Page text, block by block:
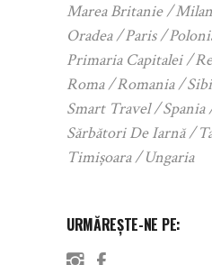
Marea Britanie
Oradea
Paris
Primaria Capitalei
Roma
Romania
Smart Travel
Spania
Sărbători De Iarnă
Timișoara
Ungaria
URMĂREȘTE-NE PE: